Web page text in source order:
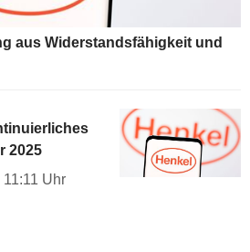
aus Widerstandsfähigkeit und
2025
Uhr